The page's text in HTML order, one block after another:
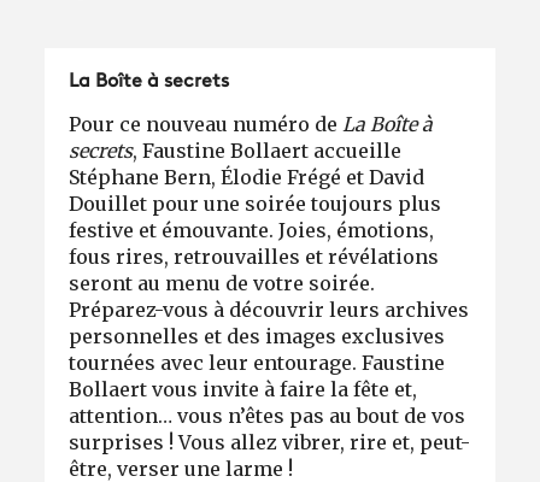
La Boîte à secrets
Pour ce nouveau numéro de La Boîte à
secrets, Faustine Bollaert accueille
Stéphane Bern, Élodie Frégé et David
Douillet pour une soirée toujours plus
festive et émouvante. Joies, émotions,
fous rires, retrouvailles et révélations
seront au menu de votre soirée.
Préparez-vous à découvrir leurs archives
personnelles et des images exclusives
tournées avec leur entourage. Faustine
Bollaert vous invite à faire la fête et,
attention… vous n’êtes pas au bout de vos
surprises ! Vous allez vibrer, rire et, peut-
être, verser une larme !